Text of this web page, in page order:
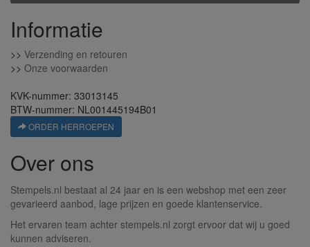
Informatie
>> Verzending en retouren
>> Onze voorwaarden
KVK-nummer: 33013145
BTW-nummer: NL001445194B01
ORDER HERROEPEN
Over ons
Stempels.nl bestaat al 24 jaar en is een webshop met een zeer
gevarieerd aanbod, lage prijzen en goede klantenservice.
Het ervaren team achter stempels.nl zorgt ervoor dat wij u goed
kunnen adviseren.